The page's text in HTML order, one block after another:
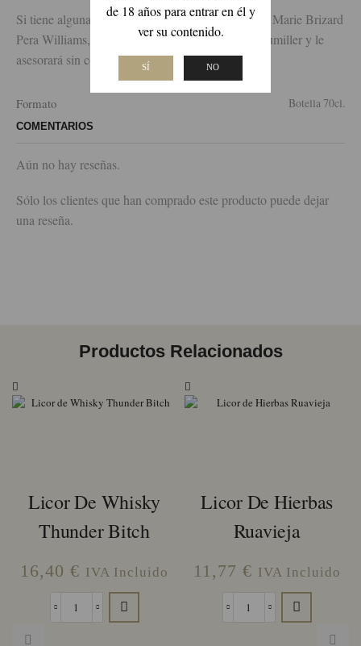
de 18 años para entrar en él y
ver su contenido.
SÍ NO
Si tiene alguna duda a la hora de comprar el Licor Marie Brizard
Pera Williams, póngase en contacto con nuestro sumiller y le
asesorará sin compromiso.
Formato Botella 70cl.
COMENTARIOS
Aún no hay reseñas.
Sólo los clientes que han comprado este producto puede dejar
una reseña.
Productos Relacionados
Licor De Whisky
Thunder Bitch
16,40 € IVA Incluido
Licor
Licor De Hierbas
Ruavieja
11,77 € IVA Incluido
Licor